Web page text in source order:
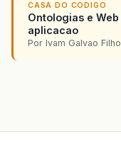
CASA DO CODIGO
Ontologias e
aplicacao
Por Ivam Galvao